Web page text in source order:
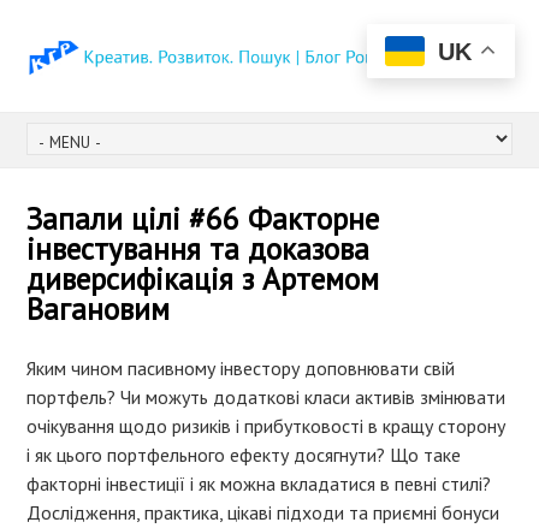
Запали цілі #66 Факторне
інвестування та доказова
диверсифікація з Артемом
Вагановим
Яким чином пасивному інвестору доповнювати свій
портфель? Чи можуть додаткові класи активів змінювати
очікування щодо ризиків і прибутковості в кращу сторону
і як цього портфельного ефекту досягнути? Що таке
факторні інвестиції і як можна вкладатися в певні стилі?
Дослідження, практика, цікаві підходи та приємні бонуси
UK